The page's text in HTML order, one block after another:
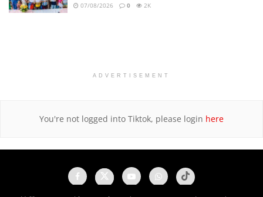
07/08/2026 0 2K
ADVERTISEMENT
You're not logged into Tiktok, please login here